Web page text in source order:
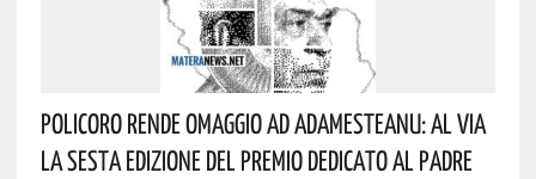
Policoro Rende Omaggio Ad Adamesteanu: Al Via
La Sesta Edizione Del Premio Dedicato Al Padre